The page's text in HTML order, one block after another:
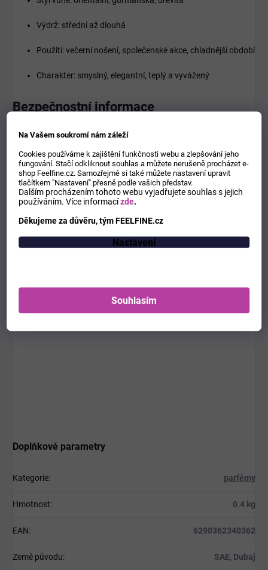
Na Vašem soukromí nám záleží
Cookies používáme k zajištění funkčnosti webu a zlepšování jeho
fungování. Stačí odkliknout souhlas a můžete nerušeně procházet e-
shop Feelfine.cz. Samozřejmě si také můžete nastavení upravit
tlačítkem "Nastavení" přesně podle vašich představ.
Dalším procházením tohoto webu vyjadřujete souhlas s jejich
používáním.Více informacízde.
Děkujeme za důvěru, tým FEELFINE.cz
Nastavení
Souhlasím
Výdrž: střední až dlouhá
Použití: večerní nošení, společenské akce, chladnější období
Charakter: smyslný, elegantní, teplý a vyvážený
Bezpečnostní informace
Hořlavý produkt – uchovávejte mimo dosah ohně,
Nepoužívejte na podrážděnou nebo poškozenou pokožku.
Vyhněte se kontaktu s očima.
Pouze pro vnější použití.
Uchovávejte mimo dosah dětí.
Doplňkové parametry
Kategorie: parfémy
Hmotnost: 0.4 kg
EAN: 6290362340362
Země původu: SAE, Dubaj